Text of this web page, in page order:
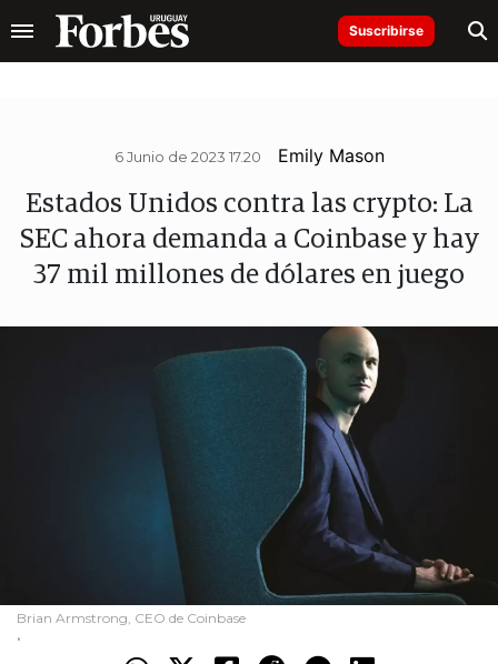
Suscribirse
6 Junio de 2023 17.20 Emily Mason
Estados Unidos contra las crypto: La
SEC ahora demanda a Coinbase y hay
37 mil millones de dólares en juego
Brian Armstrong, CEO de Coinbase
.